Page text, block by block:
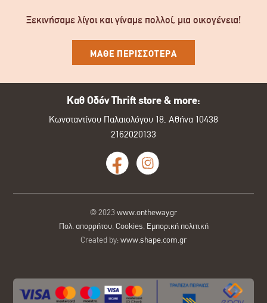
Ξεκινήσαμε λίγοι και γίναμε πολλοί, μια οικογένεια!
ΜΑΘΕ ΠΕΡΙΣΣΟΤΕΡΑ
Καθ Οδόν Thrift store & more:
Κωνσταντίνου Παλαιολόγου 18, Αθήνα 10438
2162020133
© 2023 www.ontheway.gr
Πολ. απορρήτου,Cookies, Εμπορική πολιτική
Created by:www.shape.com.gr